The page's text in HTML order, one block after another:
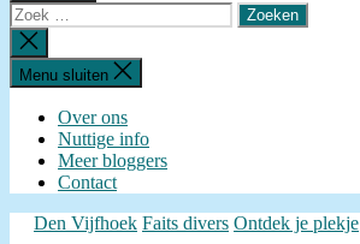
Zoeken
naar:
Zoeken
sluiten
Menu sluiten
Over ons
Nuttige info
Meer bloggers
Contact
Categorieën
Den Vijfhoek Faits divers Ontdek je plekje